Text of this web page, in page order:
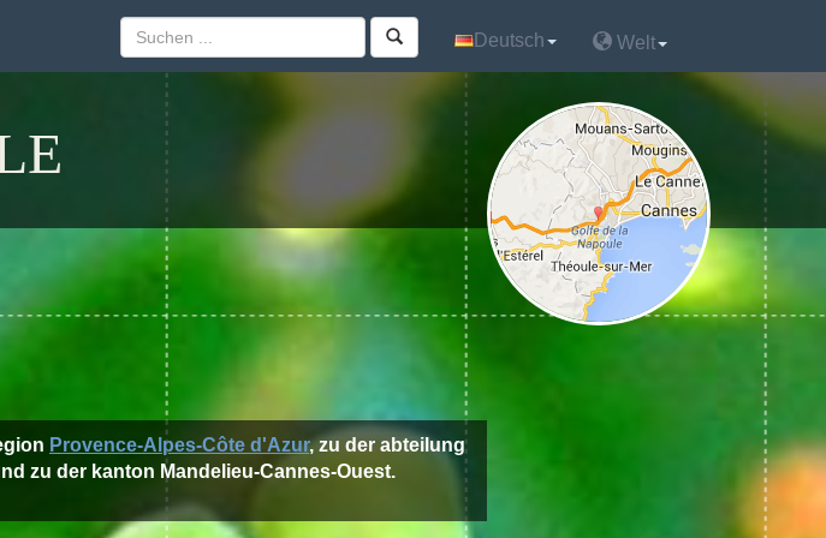
Deutsch Welt
Provence-Alpes-Côte d'Azur, zu der abteilung
zu der kanton Mandelieu-Cannes-Ouest.
Deutsch Welt